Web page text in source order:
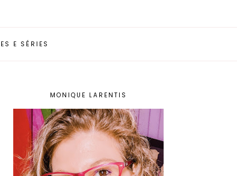
E SÉRIES
MONIQUE LARENTIS